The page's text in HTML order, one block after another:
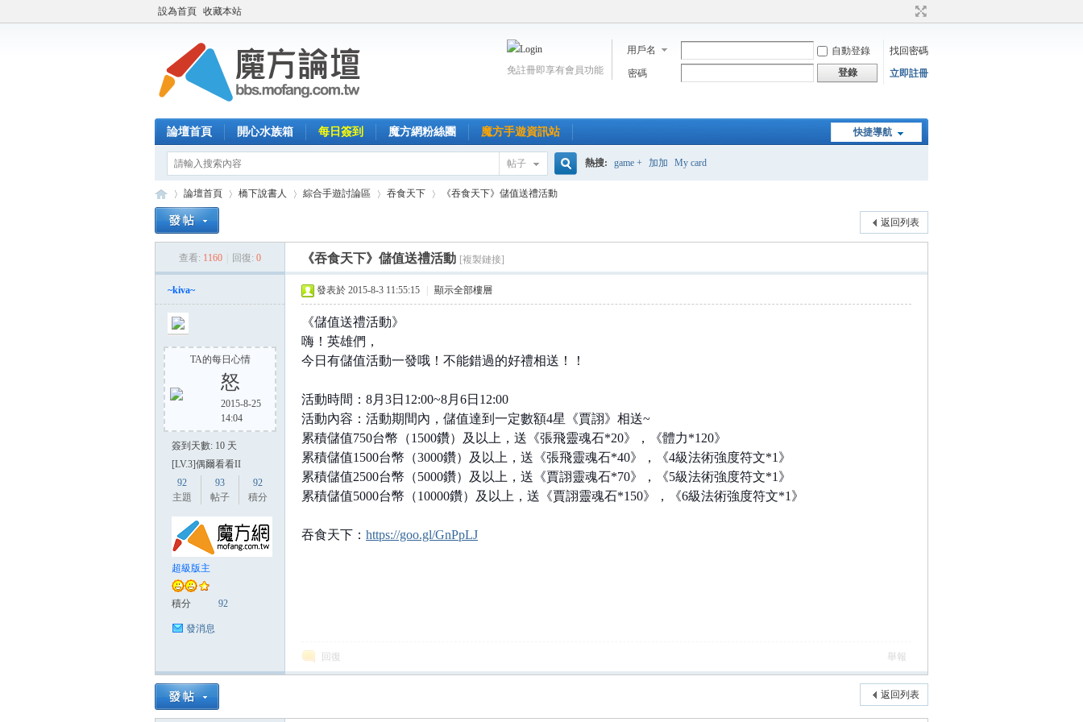
設為首頁 收藏本站
用戶名 自動登錄
找回密碼
密碼
登錄 立即註冊
免註冊即享有會員功能
快捷導航
論壇首頁 開心水族箱 每日簽到 魔方網粉絲團 魔方手遊資訊站
帖子 熱搜: game + 加加 My card
方
論壇首頁 橋下說書人 綜合手遊討論區
›
吞食天下
›
《吞食天下》儲值送禮活動
返回列表
查看: 1160 回復: 0 《吞食天下》儲值送禮活動 [複製鏈接]
~kiva~
TA的每日心情
怒
2015-8-25
14:04
簽到天數: 10 天
[LV.3]偶爾看看II
92
主題
93
帖子
92
積分
超級版主
積分 92
發消息
發表於 2015-8-3 11:55:15 顯示全部樓層
《儲值送禮活動》
嗨！英雄們，
今日有儲值活動一發哦！不能錯過的好禮相送！！
活動時間：8月3日12:00~8月6日12:00
活動內容：活動期間內，儲值達到一定數額4星《賈詡》相送~
累積儲值750台幣（1500鑽）及以上，送《張飛靈魂石*20》，《體力*120》
累積儲值1500台幣（3000鑽）及以上，送《張飛靈魂石*40》，《4級法術強度符文*1》
累積儲值2500台幣（5000鑽）及以上，送《賈詡靈魂石*70》，《5級法術強度符文*1》
累積儲值5000台幣（10000鑽）及以上，送《賈詡靈魂石*150》，《6級法術強度符文*1》
吞食天下： https://goo.gl/GnPpLJ
回復 舉報
返回列表